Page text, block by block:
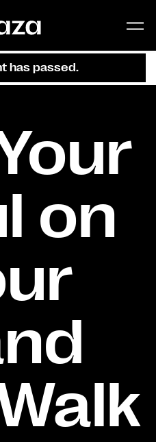
has passed.
on